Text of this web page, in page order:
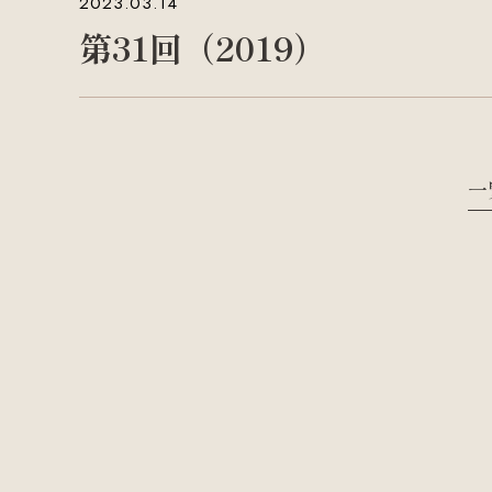
第31回（2019）